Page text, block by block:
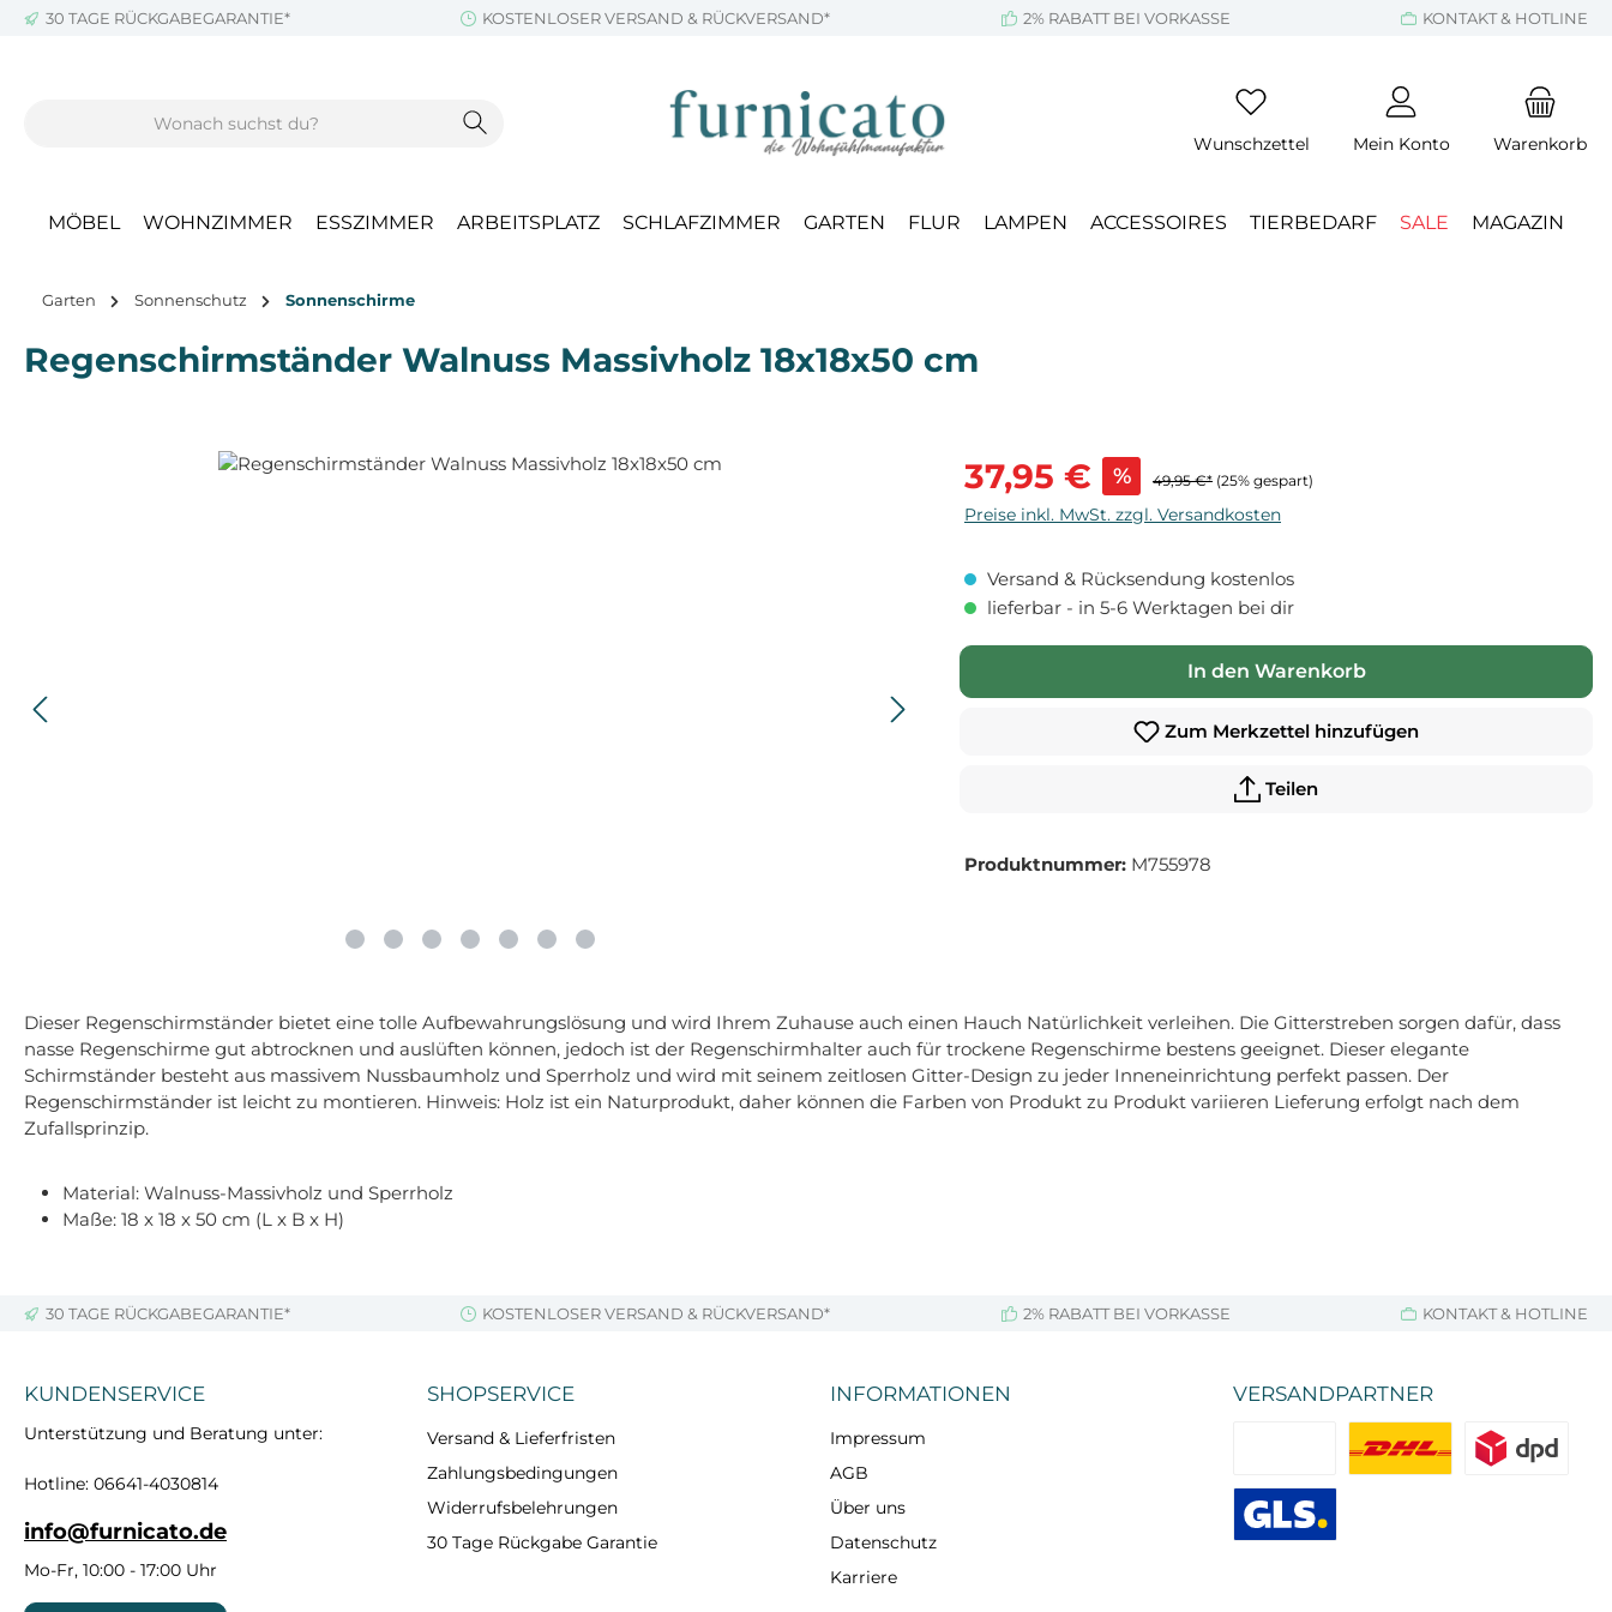
Hauptinhalt springen
Zur Suche springen
Zur Hauptnavigation springen
30 TAGE RÜCKGABEGARANTIE* KOSTENLOSER VERSAND & RÜCKVERSAND* 2% RABATT BEI VORKASSE KONTAKT & HOTLINE
Wunschzettel Mein Konto Warenkorb
MÖBEL WOHNZIMMER ESSZIMMER ARBEITSPLATZ SCHLAFZIMMER GARTEN FLUR LAMPEN ACCESSOIRES TIERBEDARF SALE MAGAZIN
Garten Sonnenschutz Sonnenschirme
Regenschirmständer Walnuss Massivholz 18x18x50 cm
Bildergalerie überspringen Verkaufspreis:
37,95 € % 49,95 €* (25% gespart)
Preise inkl. MwSt. zzgl. Versandkosten
Versand & Rücksendung kostenlos
lieferbar - in 5-6 Werktagen bei dir
In den Warenkorb
Zum Merkzettel hinzufügen
Teilen
Produktnummer: M755978
Dieser Regenschirmständer bietet eine tolle Aufbewahrungslösung und wird Ihrem Zuhause auch einen Hauch Natürlichkeit verleihen. Die Gitterstreben sorgen dafür, dass
nasse Regenschirme gut abtrocknen und auslüften können, jedoch ist der Regenschirmhalter auch für trockene Regenschirme bestens geeignet. Dieser elegante
Schirmständer besteht aus massivem Nussbaumholz und Sperrholz und wird mit seinem zeitlosen Gitter-Design zu jeder Inneneinrichtung perfekt passen. Der
Regenschirmständer ist leicht zu montieren. Hinweis: Holz ist ein Naturprodukt, daher können die Farben von Produkt zu Produkt variieren Lieferung erfolgt nach dem
Zufallsprinzip.
Material: Walnuss-Massivholz und Sperrholz
Maße: 18 x 18 x 50 cm (L x B x H)
30 TAGE RÜCKGABEGARANTIE* KOSTENLOSER VERSAND & RÜCKVERSAND* 2% RABATT BEI VORKASSE KONTAKT & HOTLINE
KUNDENSERVICE
Unterstützung und Beratung unter:
Hotline: 06641-4030814
info@furnicato.de
Mo-Fr, 10:00 - 17:00 Uhr
SHOPSERVICE
Versand & Lieferfristen
Zahlungsbedingungen
Widerrufsbelehrungen
30 Tage Rückgabe Garantie
INFORMATIONEN
Impressum
AGB
Über uns
Datenschutz
Karriere
VERSANDPARTNER
Standard